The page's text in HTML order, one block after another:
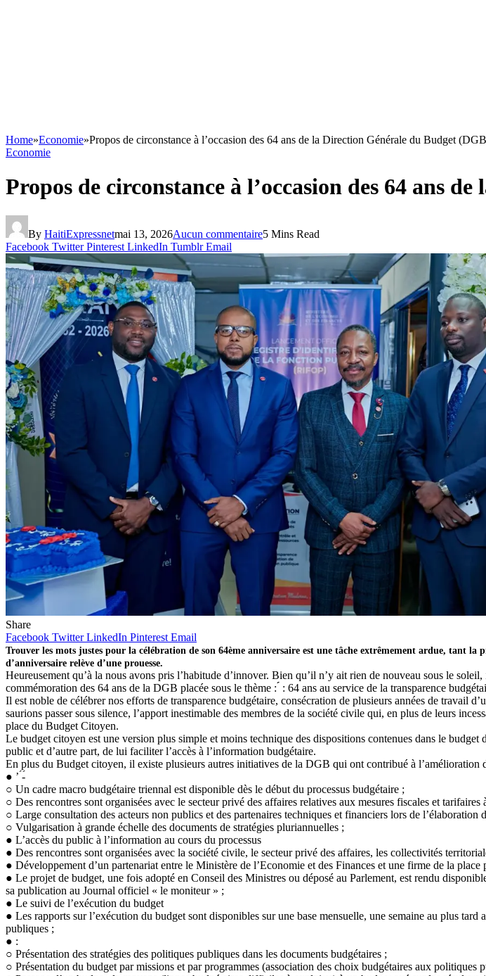
Home»Economie»Propos de circonstance à l’occasion des 64 ans de la Direction Générale du Budget
Economie
Propos de circonstance à l’occasion des 64 ans
By HaitiExpressnetmai 13, 2026Aucun commentaire5 Mins Read
Facebook Twitter Pinterest LinkedIn Tumblr Email
Share
Facebook Twitter LinkedIn Pinterest Email
Trouver les mots justes pour la célébration de son 64ème anniversaire est une tâche extrêmement ardue, tant la
d’anniversaire relève d’une prouesse.
Heureusement qu’à la nous avons pris l’habitude d’innover. Bien qu’il n’y ait rien de nouveau sous le
commémoration des 64 ans de la DGB placée sous le thème : ́́ : 64 ans au service de la transparence
Il est noble de célébrer nos efforts de transparence budgétaire, consécration de plusieurs années de travail
saurions passer sous silence, l’apport inestimable des membres de la société civile qui, en plus de leurs
place du Budget Citoyen.
Le budget citoyen est une version plus simple et moins technique des dispositions contenues dans le
public et d’autre part, de lui faciliter l’accès à l’information budgétaire.
En plus du Budget citoyen, il existe plusieurs autres initiatives de la DGB qui ont contribué à l’amélioration
● ’ ́-́
○ Un cadre macro budgétaire triennal est disponible dès le début du processus budgétaire ;
○ Des rencontres sont organisées avec le secteur privé des affaires relatives aux mesures fiscales et tarifaires
○ Large consultation des acteurs non publics et des partenaires techniques et financiers lors de l’élaboration
○ Vulgarisation à grande échelle des documents de stratégies pluriannuelles ;
● L’accès du public à l’information au cours du processus
● Des rencontres sont organisées avec la société civile, le secteur privé des affaires, les collectivités
● Développement d’un partenariat entre le Ministère de l’Economie et des Finances et une firme de la
● Le projet de budget, une fois adopté en Conseil des Ministres ou déposé au Parlement, est rendu
sa publication au Journal officiel « le moniteur » ;
● Le suivi de l’exécution du budget
● Les rapports sur l’exécution du budget sont disponibles sur une base mensuelle, une semaine au plus
publiques ;
● :
○ Présentation des stratégies des politiques publiques dans les documents budgétaires ;
○ Présentation du budget par missions et par programmes (association des choix budgétaires aux politiques